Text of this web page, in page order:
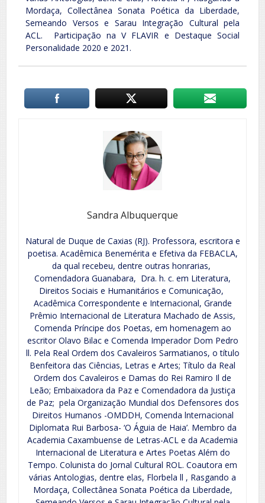
Mordaça, Collectânea Sonata Poética da Liberdade,
Semeando Versos e Sarau Integração Cultural pela
ACL. Participação na V FLAVIR e Destaque Social
Personalidade 2020 e 2021.
Sandra Albuquerque
Natural de Duque de Caxias (RJ). Professora, escritora e
poetisa. Acadêmica Benemérita e Efetiva da FEBACLA,
da qual recebeu, dentre outras honrarias,
Comendadora Guanabara, Dra. h. c. em Literatura,
Direitos Sociais e Humanitários e Comunicação,
Acadêmica Correspondente e Internacional, Grande
Prêmio Internacional de Literatura Machado de Assis,
Comenda Príncipe dos Poetas, em homenagem ao
escritor Olavo Bilac e Comenda Imperador Dom Pedro
ll. Pela Real Ordem dos Cavaleiros Sarmatianos, o título
Benfeitora das Ciências, Letras e Artes; Título da Real
Ordem dos Cavaleiros e Damas do Rei Ramiro Il de
Leão; Embaixadora da Paz e Comendadora da Justiça
de Paz; pela Organização Mundial dos Defensores dos
Direitos Humanos -OMDDH, Comenda lnternacional
Diplomata Rui Barbosa- ‘O Águia de Haia’. Membro da
Academia Caxambuense de Letras-ACL e da Academia
Internacional de Literatura e Artes Poetas Além do
Tempo. Colunista do Jornal Cultural ROL. Coautora em
várias Antologias, dentre elas, Florbela ll , Rasgando a
Mordaça, Collectânea Sonata Poética da Liberdade,